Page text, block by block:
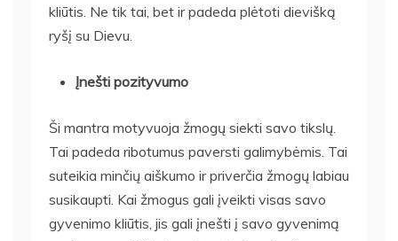
kliūtis. Ne tik tai, bet ir padeda plėtoti dievišką
ryšį su Dievu.
Įnešti pozityvumo
Ši mantra motyvuoja žmogų siekti savo tikslų.
Tai padeda ribotumus paversti galimybėmis. Tai
suteikia minčių aiškumo ir priverčia žmogų labiau
susikaupti. Kai žmogus gali įveikti visas savo
gyvenimo kliūtis, jis gali įnešti į savo gyvenimą